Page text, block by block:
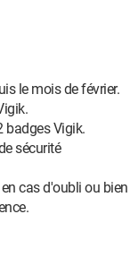
le mois de février.
badges Vigik.
sécurité
cas d'oubli ou bien